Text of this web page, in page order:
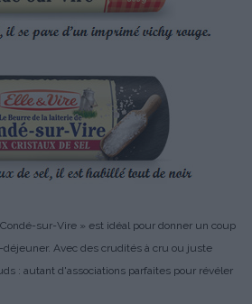
sur-Vire » est idéal pour donner un coup
Avec des crudités à cru ou juste
: autant d'associations parfaites pour révéler